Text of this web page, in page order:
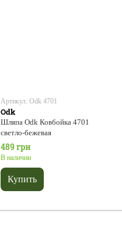
Артикул: Odk 4701
Odk
Шляпа Odk Ковбойка 4701
светло-бежевая
489 грн
В наличии
Купить